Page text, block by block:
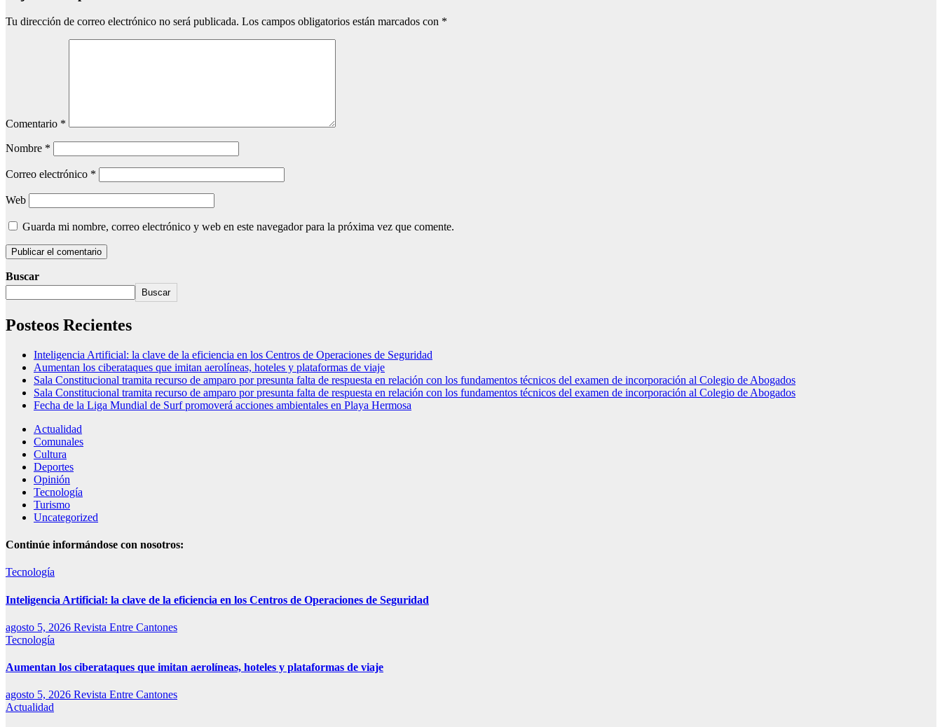
Tu dirección de correo electrónico no será publicada. Los campos obligatorios están marcados con *
Comentario *
Nombre *
Correo electrónico *
Web
Guarda mi nombre, correo electrónico y web en este navegador para la próxima vez que comente.
Buscar
Buscar
Posteos Recientes
Inteligencia Artificial: la clave de la eficiencia en los Centros de Operaciones de Seguridad
Aumentan los ciberataques que imitan aerolíneas, hoteles y plataformas de viaje
Sala Constitucional tramita recurso de amparo por presunta falta de respuesta en relación con los fundamentos técnicos del examen de incorporación al Colegio de Abogados
Sala Constitucional tramita recurso de amparo por presunta falta de respuesta en relación con los fundamentos técnicos del examen de incorporación al Colegio de Abogados
Fecha de la Liga Mundial de Surf promoverá acciones ambientales en Playa Hermosa
Actualidad
Comunales
Cultura
Deportes
Opinión
Tecnología
Turismo
Uncategorized
Continúe informándose con nosotros:
Tecnología
Inteligencia Artificial: la clave de la eficiencia en los Centros de Operaciones de Seguridad
agosto 5, 2026 Revista Entre Cantones
Tecnología
Aumentan los ciberataques que imitan aerolíneas, hoteles y plataformas de viaje
agosto 5, 2026 Revista Entre Cantones
Actualidad